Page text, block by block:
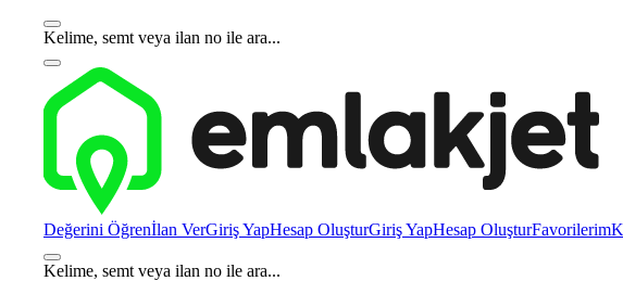
Kelime, semt veya ilan no ile ara...
Değerini Öğrenİlan VerGiriş YapHesap OluşturGiriş YapHesap OluşturFavorilerim
Kelime, semt veya ilan no ile ara...